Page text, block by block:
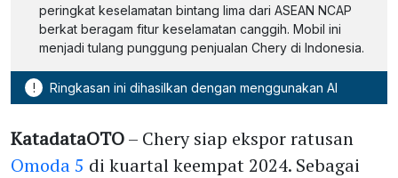
peringkat keselamatan bintang lima dari ASEAN NCAP
berkat beragam fitur keselamatan canggih. Mobil ini
menjadi tulang punggung penjualan Chery di Indonesia.
! Ringkasan ini dihasilkan dengan menggunakan AI
KatadataOTO– Chery siap ekspor ratusan
Omoda 5 di kuartal keempat 2024. Sebagai